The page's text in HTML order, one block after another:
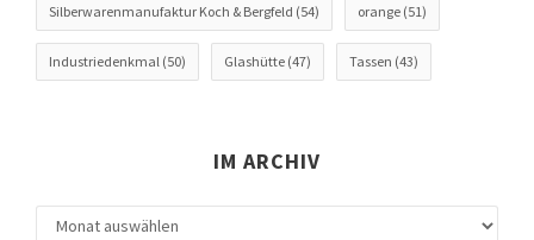
Silberwarenmanufaktur Koch & Bergfeld (54) orange (51)
Industriedenkmal (50) Glashütte (47) Tassen (43)
IM ARCHIV